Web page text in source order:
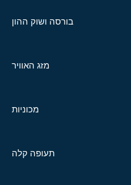
בורסה ושוק ההון
מזג האוויר
מכוניות
תעופה קלה